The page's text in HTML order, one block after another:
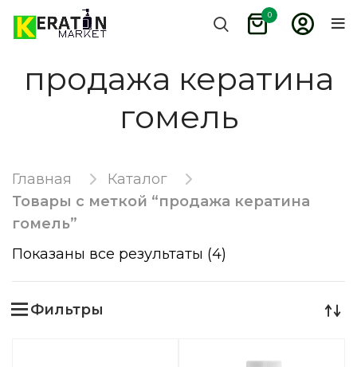
0
продажа кератина
гомель
Главная
Каталог
Товары с меткой “продажа кератина
гомель”
Показаны все результаты (4)
Фильтры